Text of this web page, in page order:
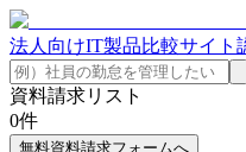
法人向けIT製品比較サイト
資料請求リスト
0件
無料資料請求フォームへ